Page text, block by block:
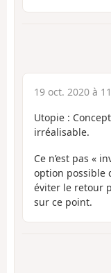
19 oct. 2020 à
Utopie :
irréalisable.
Ce n’est pas «
option possible
éviter le retour
sur ce point.